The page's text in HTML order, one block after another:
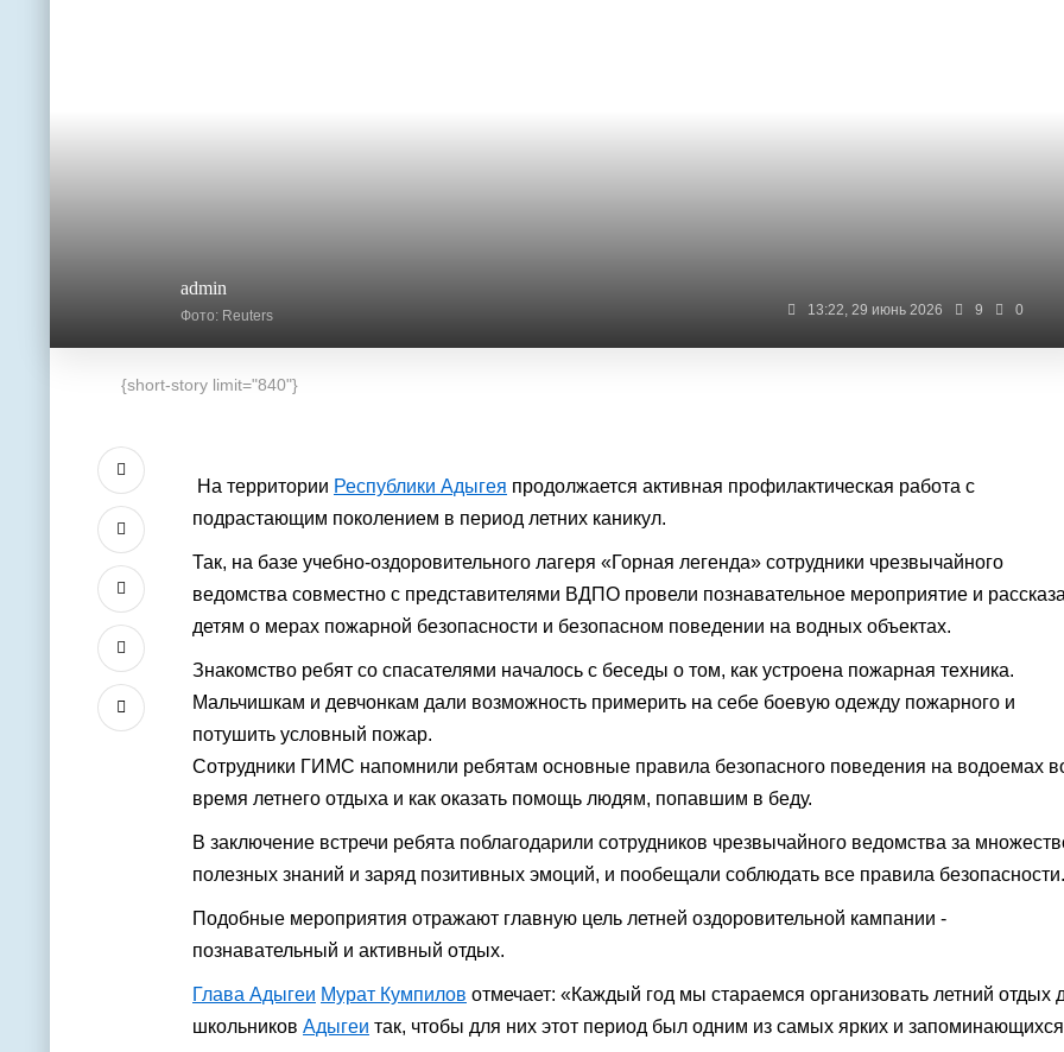
admin
Фото: Reuters 13:22, 29 июнь 2026 9 0
{short-story limit="840"}
На территории Республики Адыгея продолжается активная профилактическая работа с
подрастающим поколением в период летних каникул.
Так, на базе учебно-оздоровительного лагеря «Горная легенда» сотрудники чрезвычайного
ведомства совместно с представителями ВДПО провели познавательное мероприятие и
детям о мерах пожарной безопасности и безопасном поведении на водных объектах.
Знакомство ребят со спасателями началось с беседы о том, как устроена пожарная техника.
Мальчишкам и девчонкам дали возможность примерить на себе боевую одежду пожарного и
потушить условный пожар.
Сотрудники ГИМС напомнили ребятам основные правила безопасного поведения на водоемах
время летнего отдыха и как оказать помощь людям, попавшим в беду.
В заключение встречи ребята поблагодарили сотрудников чрезвычайного ведомства за
полезных знаний и заряд позитивных эмоций, и пообещали соблюдать все правила безопасности.
Подобные мероприятия отражают главную цель летней оздоровительной кампании -
познавательный и активный отдых.
Глава Адыгеи Мурат Кумпилов отмечает: «Каждый год мы стараемся организовать летний отдых
школьников Адыгеи так, чтобы для них этот период был одним из самых ярких и